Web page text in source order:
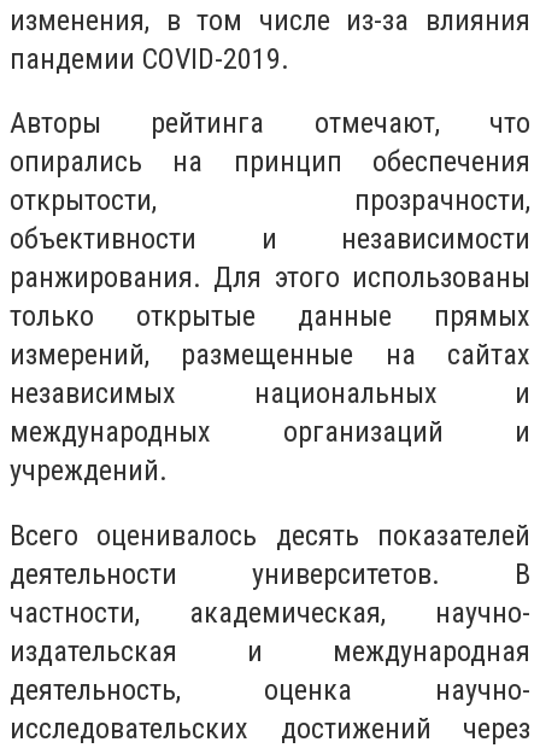
изменения, в том числе из-за влияния
пандемии COVID-2019.
Авторы рейтинга отмечают, что
опирались на принцип обеспечения
открытости, прозрачности,
объективности и независимости
ранжирования. Для этого использованы
только открытые данные прямых
измерений, размещенные на сайтах
независимых национальных и
международных организаций и
учреждений.
Всего оценивалось десять показателей
деятельности университетов. В
частности, академическая, научно-
издательская и международная
деятельность, оценка научно-
исследовательских достижений через